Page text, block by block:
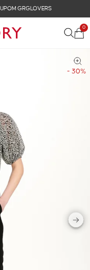
0
- 30%